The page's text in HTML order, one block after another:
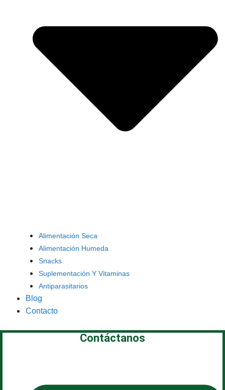
Alimentación Seca
Alimentación Humeda
Snacks
Suplementación Y Vitaminas
Antiparasitarios
Blog
Contacto
Contáctanos